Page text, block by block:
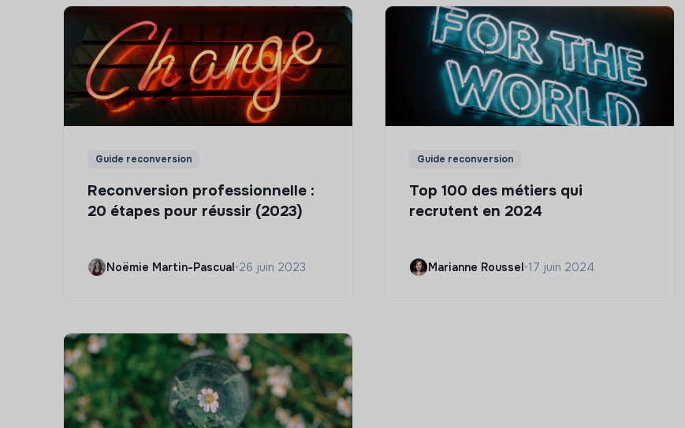
Guide reconversion
Reconversion professionnelle :
20 étapes pour réussir (2023)
Noëmie Martin-Pascual•26 juin 2023
Guide reconversion
Top 100 des métiers qui
recrutent en 2024
Marianne Roussel•17 juin 2024